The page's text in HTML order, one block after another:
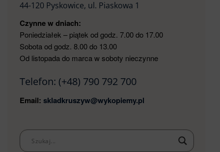
44-120 Pyskowice, ul. Piaskowa 1
Czynne w dniach:
Poniedziałek – piątek od godz. 7.00 do 17.00
Sobota od godz. 8.00 do 13.00
Od listopada do marca w soboty nieczynne
Telefon: (+48) 790 792 700
Email: skladkruszyw@wykopiemy.pl